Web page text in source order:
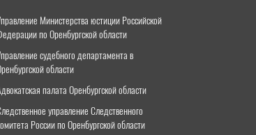
Министерства юстиции Российской
по Оренбургской области
судебного департамента в
области
палата Оренбургской области
управление Следственного
России по Оренбургской области